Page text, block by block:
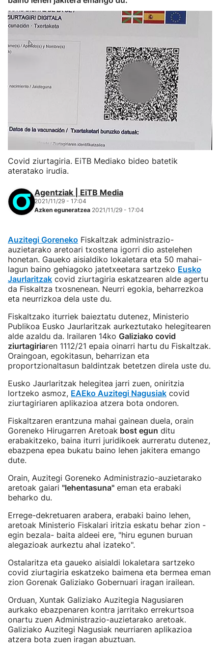
Covid ziurtagiria. EiTB Mediako bideo batetik
ateratako irudia.
Agentziak | EiTB Media
2021/11/29 - 17:04
Azken eguneratzea 2021/11/29 - 17:04
Auzitegi Goreneko Fiskaltzak administrazio-
auzietarako aretoari txostena igorri dio astelehen
honetan. Gaueko aisialdiko lokaletara eta 50 mahai-
lagun baino gehiagoko jatetxeetara sartzeko Eusko
Jaurlaritzak covid ziurtagiria eskatzearen alde agertu
da Fiskaltza txosnenean. Neurri egokia, beharrezkoa
eta neurrizkoa dela uste du.
Fiskaltzako iturriek baieztatu dutenez, Ministerio
Publikoa Eusko Jaurlaritzak aurkeztutako helegitearen
alde azaldu da. Irailaren 14ko Galiziako covid
ziurtagiriaren 1112/21 epaia oinarri hartu du Fiskaltzak.
Oraingoan, egokitasun, beharrizan eta
proportzionaltasun baldintzak betetzen direla uste du.
Eusko Jaurlaritzak helegitea jarri zuen, oniritzia
lortzeko asmoz, EAEko Auzitegi Nagusiak covid
ziurtagiriaren aplikazioa atzera bota ondoren.
Fiskaltzaren erantzuna mahai gainean duela, orain
Goreneko Hirugarren Aretoak bost egun ditu
erabakitzeko, baina iturri juridikoek aurreratu dutenez,
ebazpena epea bukatu baino lehen jakitera emango
dute.
Orain, Auzitegi Goreneko Administrazio-auzietarako
aretoak gaiari "lehentasuna" eman eta erabaki
beharko du.
Errege-dekretuaren arabera, erabaki baino lehen,
aretoak Ministerio Fiskalari iritzia eskatu behar zion -
egin bezala- baita aldeei ere, "hiru egunen buruan
alegazioak aurkeztu ahal izateko".
Ostalaritza eta gaueko aisialdi lokaletara sartzeko
covid ziurtagiria eskatzeko baimena eta bermea eman
zion Gorenak Galiziako Gobernuari iragan irailean.
Orduan, Xuntak Galiziako Auzitegia Nagusiaren
aurkako ebazpenaren kontra jarritako errekurtsoa
onartu zuen Administrazio-auzietarako aretoak.
Galiziako Auzitegi Nagusiak neurriaren aplikazioa
atzera bota zuen iragan abuztuan.